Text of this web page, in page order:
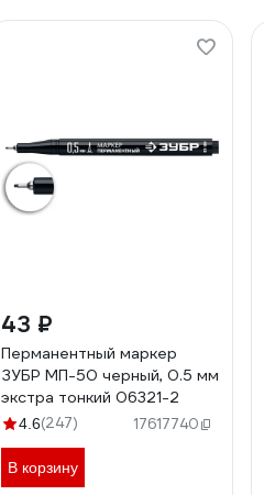
43 ₽
Перманентный маркер
ЗУБР МП-50 черный, 0.5 мм
экстра тонкий 06321-2
4.6(247) 17617740
В корзину